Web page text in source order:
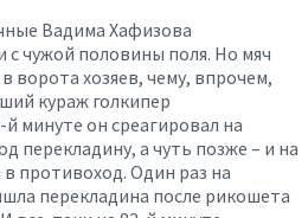
Вадима Хафизова
с чужой половины поля. Но мяч
ворота хозяев, чему, впрочем,
кураж голкипер
минуте он среагировал на
перекладину, а чуть позже – и на
противоход. Один раз на
перекладина после рикошета